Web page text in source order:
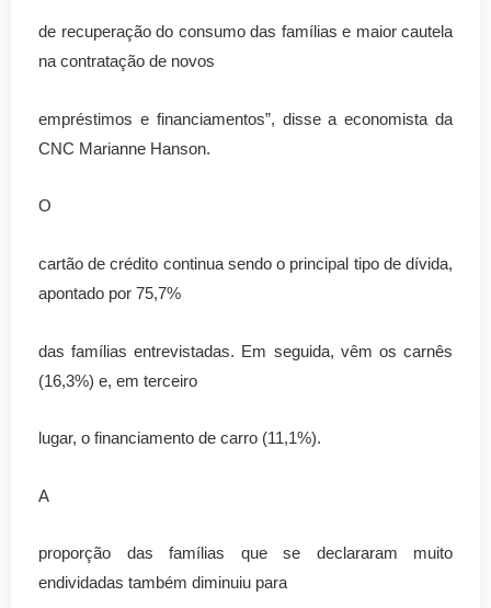
de recuperação do consumo das famílias e maior cautela
na contratação de novos
empréstimos e financiamentos”, disse a economista da
CNC Marianne Hanson.
O
cartão de crédito continua sendo o principal tipo de dívida,
apontado por 75,7%
das famílias entrevistadas. Em seguida, vêm os carnês
(16,3%) e, em terceiro
lugar, o financiamento de carro (11,1%).
A
proporção das famílias que se declararam muito
endividadas também diminuiu para